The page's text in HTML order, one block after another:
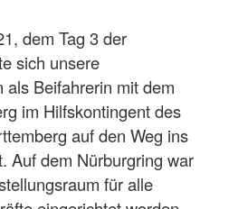
dem Tag 3 der
sich unsere
als Beifahrerin mit dem
im Hilfskontingent des
auf den Weg ins
Auf dem Nürburgring war
für alle